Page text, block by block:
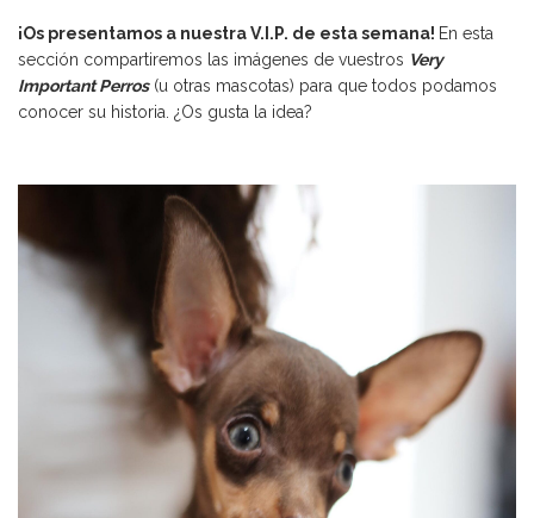
¡Os presentamos a nuestra V.I.P. de esta semana! En esta
sección compartiremos las imágenes de vuestros Very
Important Perros(u otras mascotas) para que todos podamos
conocer su historia. ¿Os gusta la idea?